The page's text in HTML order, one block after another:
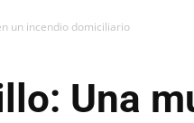
un incendio domiciliario
Una